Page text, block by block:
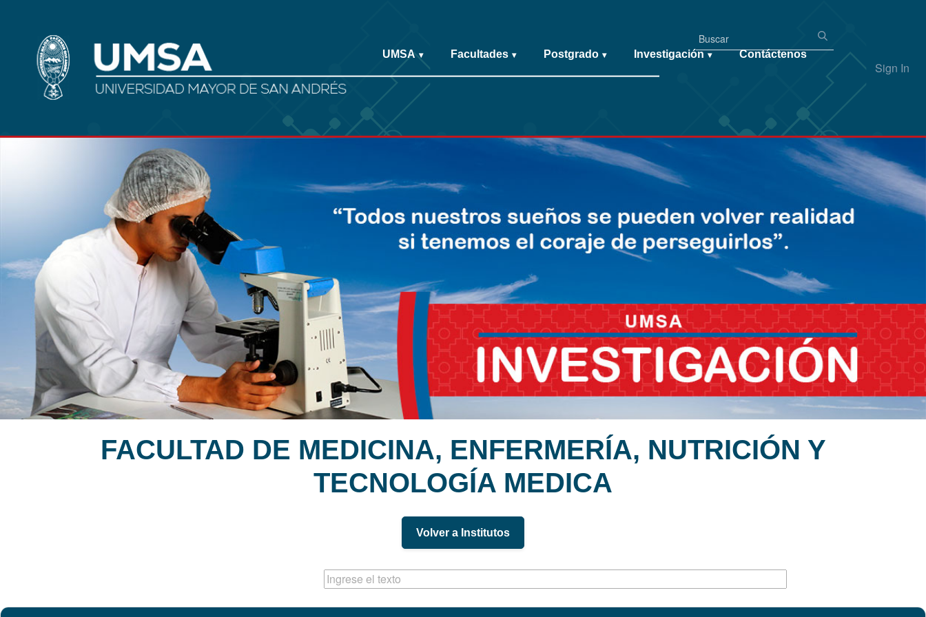
Sign In
UMSA ▾ Facultades ▾ Postgrado ▾ Investigación ▾ Contáctenos
FACULTAD DE MEDICINA, ENFERMERÍA, NUTRICIÓN Y
TECNOLOGÍA MEDICA
Volver a Institutos